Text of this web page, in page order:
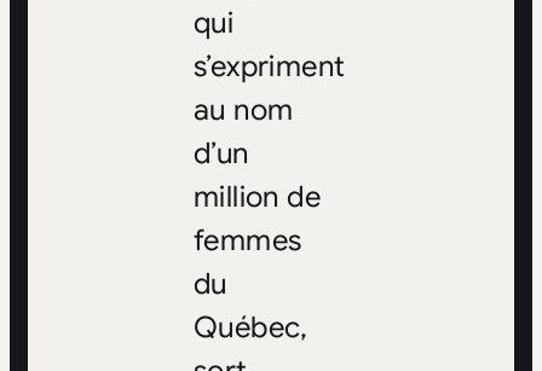
qui
s’expriment
au nom
d’un
million de
femmes
du
Québec,